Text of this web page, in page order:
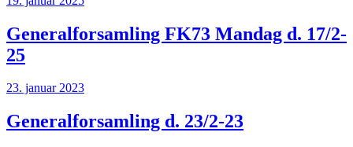
Generalforsamling FK73 Mandag d. 17/2-
25
23. januar 2023
Generalforsamling d. 23/2-23